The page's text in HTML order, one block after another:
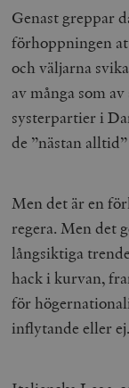
Genast greppar
förhoppningen
och väljarna
av många som
systerpartier i
de ”nästan
Men det är en
regera. Men det
långsiktiga
hack i kurvan,
för
inflytande eller ej.